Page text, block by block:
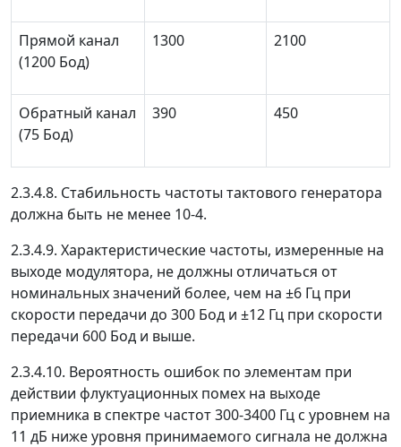
Прямой канал
(1200 Бод)
1300 2100
Обратный канал
(75 Бод)
390 450
2.3.4.8. Стабильность частоты тактового генератора
должна быть не менее 10-4.
2.3.4.9. Характеристические частоты, измеренные на
выходе модулятора, не должны отличаться от
номинальных значений более, чем на ±6 Гц при
скорости передачи до 300 Бод и ±12 Гц при скорости
передачи 600 Бод и выше.
2.3.4.10. Вероятность ошибок по элементам при
действии флуктуационных помех на выходе
приемника в спектре частот 300-3400 Гц с уровнем на
11 дБ ниже уровня принимаемого сигнала не должна